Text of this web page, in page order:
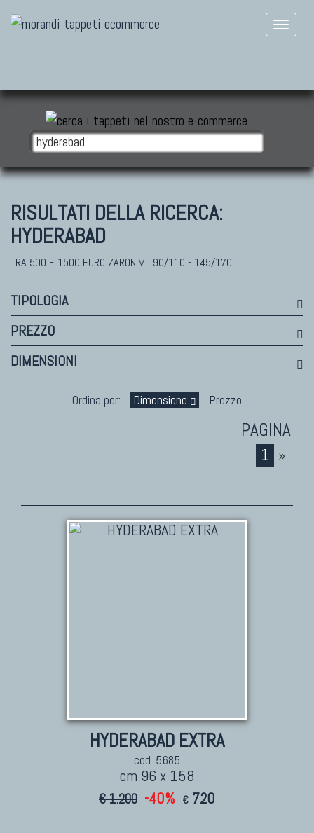
RISULTATI DELLA RICERCA:
HYDERABAD
TRA 500 E 1500 EURO ZARONIM | 90/110 - 145/170
TIPOLOGIA
PREZZO
DIMENSIONI
Ordina per: Dimensione Prezzo
1 »
HYDERABAD EXTRA
cod. 5685
cm 96 x 158
€ 1.200 -40% € 720